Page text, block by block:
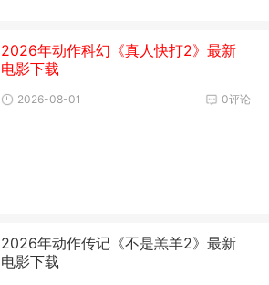
2026年动作科幻《真人快打2》最新
电影下载
0评论
2026-08-01
2026年动作传记《不是羔羊2》最新
电影下载